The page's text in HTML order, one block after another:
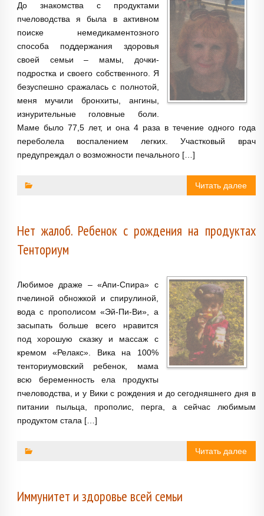
До знакомства с продуктами
пчеловодства я была в активном
поиске немедикаментозного
способа поддержания здоровья
своей семьи – мамы, дочки-
подростка и своего собственного. Я
безуспешно сражалась с полнотой,
меня мучили бронхиты, ангины,
изнурительные головные боли.
Маме было 77,5 лет, и она 4 раза в течение одного года
переболела воспалением легких. Участковый врач
предупреждал о возможности печального […]
Читать далее
Нет жалоб. Ребенок с рождения на продуктах
Тенториум
Любимое драже – «Апи-Спира» с
пчелиной обножкой и спирулиной,
вода с прополисом «Эй-Пи-Ви», а
засыпать больше всего нравится
под хорошую сказку и массаж с
кремом «Релакс». Вика на 100%
тенториумовский ребенок, мама
всю беременность ела продукты
пчеловодства, и у Вики с рождения и до сегодняшнего дня в
питании пыльца, прополис, перга, а сейчас любимым
продуктом стала […]
Читать далее
Иммунитет и здоровье всей семьи